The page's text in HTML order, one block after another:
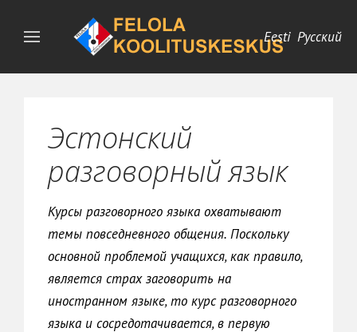
Eesti Русский
Эстонский
разговорный язык
Курсы разговорного языка охватывают
темы повседневного общения. Поскольку
основной проблемой учащихся, как правило,
является страх заговорить на
иностранном языке, то курс разговорного
языка и сосредотачивается, в первую